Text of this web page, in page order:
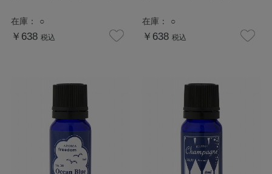
在庫： ○
￥638 税込
在庫： ○
￥638 税込